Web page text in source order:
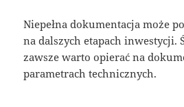
Niepełna dokumentacja może
na dalszych etapach inwestycji.
zawsze warto opierać na
parametrach technicznych.